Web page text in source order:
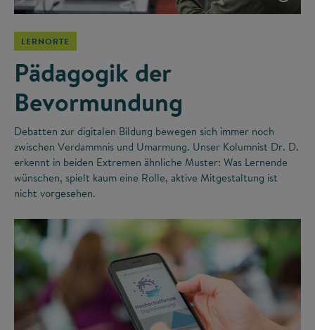
LERNORTE
Pädagogik der
Bevormundung
Debatten zur digitalen Bildung bewegen sich immer noch
zwischen Verdammnis und Umarmung. Unser Kolumnist Dr. D.
erkennt in beiden Extremen ähnliche Muster: Was Lernende
wünschen, spielt kaum eine Rolle, aktive Mitgestaltung ist
nicht vorgesehen.